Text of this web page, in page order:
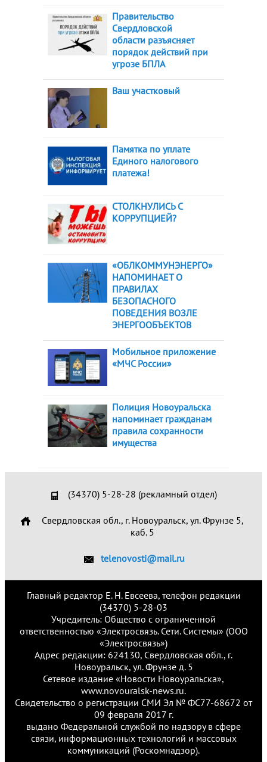
Правительство
Свердловской
области разъясняет
порядок действий при
угрозе БПЛА
Ваш участковый
Памятка по уплате
Единого налогового
платежа!
СТОЛКНУЛИСЬ С
КОРРУПЦИЕЙ?
«ОБЛКОММУНЭНЕРГО»
НАПОМИНАЕТ О
ПРАВИЛАХ
БЕЗОПАСНОГО
ПОВЕДЕНИЯ ВОЗЛЕ
ЭНЕРГООБЪЕКТОВ
Мобильное приложение
«МЧС России»
Полиция Новоуральска
напоминает гражданам
правила сохранности
имущества
(34370) 5-28-28 (рекламный отдел)
Свердловская обл., г. Новоуральск, ул. Фрунзе 5,
каб. 5
telenovosti@mail.ru
Главный редактор Е. Н. Евсеева, телефон редакции
(34370) 5-28-03
Учредитель: Общество с ограниченной
ответственностью «Электросвязь. Сети. Системы» (ООО
«Электросвязь»)
Адрес редакции: 624130, Свердловская обл., г.
Новоуральск, ул. Фрунзе д. 5
Сетевое издание «Новости Новоуральска»,
www.novouralsk-news.ru.
Свидетельство о регистрации СМИ Эл № ФС77-68672 от
09 февраля 2017 г.
выдано Федеральной службой по надзору в сфере
связи, информационных технологий и массовых
коммуникаций (Роскомнадзор).